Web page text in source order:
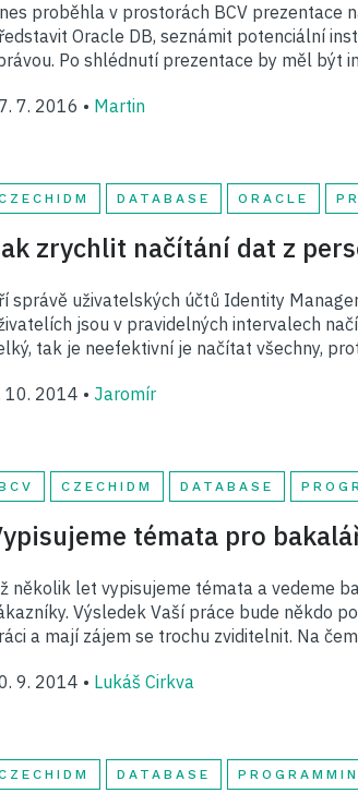
proběhla v prostorách BCV prezentace
Oracle DB, seznámit potenciální
Po shlédnutí prezentace by měl být
7. 2016 • Martin
DATABASE ORACLE
zrychlit načítání dat z
správě uživatelských účtů Identity
jsou v pravidelných intervalech
tak je neefektivní je načítat všechny,
10. 2014 • Jaromír
CZECHIDM DATABASE
témata pro
několik let vypisujeme témata a vedeme
Výsledek Vaší práce bude někdo
a mají zájem se trochu zviditelnit. Na
9. 2014 • Lukáš Cirkva
DATABASE